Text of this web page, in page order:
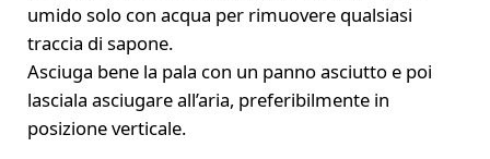
umido solo con acqua per rimuovere qualsiasi
traccia di sapone.
Asciuga bene la pala con un panno asciutto e poi
lasciala asciugare all’aria, preferibilmente in
posizione verticale.